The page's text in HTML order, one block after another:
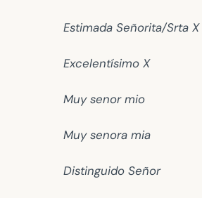
Estimada Señorita/Srta X
Excelentísimo X
Muy senor mio
Muy senora mia
Distinguido Señor